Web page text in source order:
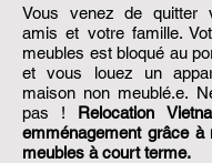
Vous venez de quitter
amis et votre famille.
meubles est bloqué au
et vous louez un
maison non meublé.e.
pas ! Relocation
emménagement grâce à
meubles à court terme.